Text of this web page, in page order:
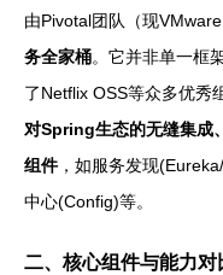
由Pivotal团队（现
务全家桶。它并非单一框
了Netflix OSS等众多优秀
对Spring生态的无缝集成
组件，如服务发现
中心(Config)等。
二、核心组件与能力对